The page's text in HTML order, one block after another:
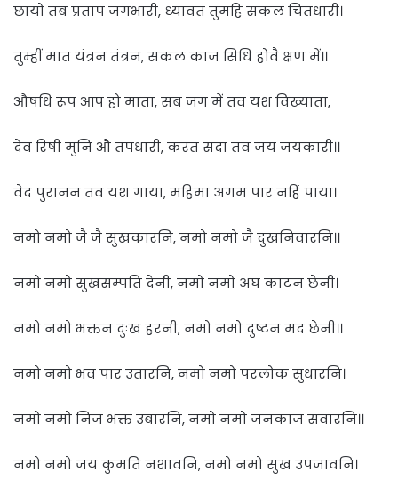
छायो तब प्रताप जगभारी, ध्यावत तुमहिं सकल चितधारी।
तुम्हीं मात यंत्रन तंत्रन, सकल काज सिधि होवै क्षण में।।
औषधि रूप आप हो माता, सब जग में तव यश विख्याता,
देव रिषी मुनि औ तपधारी, करत सदा तव जय जयकारी।।
वेद पुरानन तव यश गाया, महिमा अगम पार नहिं पाया।
नमो नमो जै जै सुखकारनि, नमो नमो जै दुखनिवारनि।।
नमो नमो सुखसम्पति देनी, नमो नमो अघ काटन छेनी।
नमो नमो भक्तन दुःख हरनी, नमो नमो दुष्टन मद छेनी।।
नमो नमो भव पार उतारनि, नमो नमो परलोक सुधारनि।
नमो नमो निज भक्त उबारनि, नमो नमो जनकाज संवारनि।।
नमो नमो जय कुमति नशावनि, नमो नमो सुख उपजावनि।